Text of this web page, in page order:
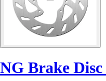
NG Brake Disc